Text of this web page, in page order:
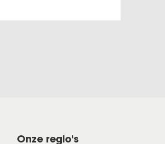
Onze regio's